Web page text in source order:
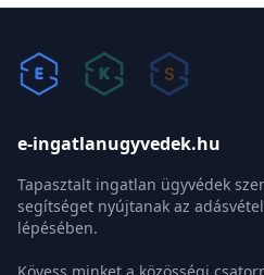
e-ingatlanugyvedek.hu
Tapasztalt ingatlan ügyvédek
segítséget nyújtanak az
lépésében.